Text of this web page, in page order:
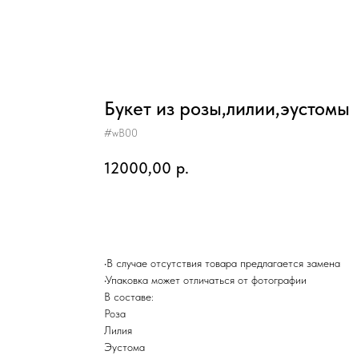
Букет из розы,лилии,эустомы
#wВ00
12000,00 р.
•В случае отсутствия товара предлагается замена
•Упаковка может отличаться от фотографии
В составе:
Роза
Лилия
Эустома